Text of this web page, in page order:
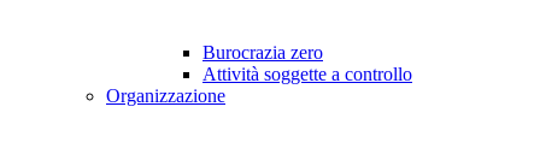
Burocrazia zero
Attività soggette a controllo
Organizzazione